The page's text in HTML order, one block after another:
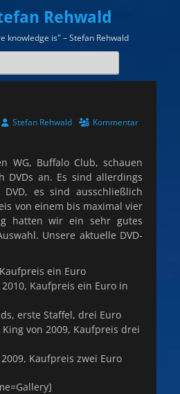
Rehwald
knowledge is" – Stefan Rehwald
AutorStefan Rehwald
Kommentar
WG, Buffalo Club, schauen
DVDs an. Es sind allerdings
es sind ausschließlich
von einem bis maximal vier
hatten wir ein sehr gutes
Unsere aktuelle DVD-
ein Euro
Kaufpreis ein Euro in
erste Staffel, drei Euro
von 2009, Kaufpreis drei
Kaufpreis zwei Euro